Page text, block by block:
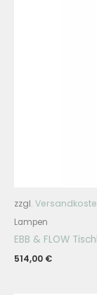
zzgl.
Lampen
EBB & FLOW
514,00 €